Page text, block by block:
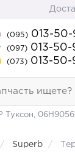
(095) 013-50-
(097) 013-50-
(073) 013-50-
ищете?
Туксон,
Superb